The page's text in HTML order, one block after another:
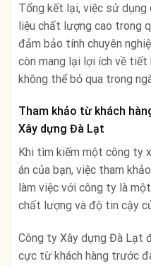
Tổng kết lại, việc sử dụng
liệu chất lượng cao trong
đảm bảo tính chuyên
còn mang lại lợi ích về tiết
không thể bỏ qua trong
Tham khảo từ khách
Xây dựng Đà Lạt
Khi tìm kiếm một công ty
án của bạn, việc tham
làm việc với công ty là
chất lượng và độ tin cậy
Công ty Xây dựng Đà Lạt
cực từ khách hàng trước